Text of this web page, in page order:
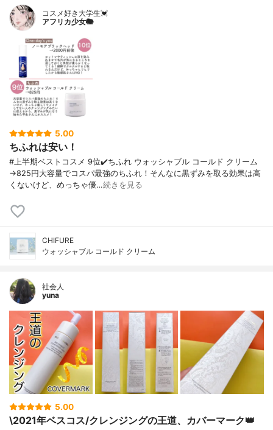
コスメ好き大学生💓
アフリカ少女🐘
5.00
ちふれは安い！
#上半期ベストコスメ 9位✔️ちふれ ウォッシャブル コールド クリーム
→825円大容量でコスパ最強のちふれ！そんなに黒ずみを取る効果は高
くないけど、めっちゃ優…続きを見る
CHIFURE
ウォッシャブル コールド クリーム
社会人
yuna
5.00
\2021年ベスコス/クレンジングの王道、カバーマーク👑